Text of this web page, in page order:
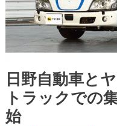
日野自動車と
トラックでの
始